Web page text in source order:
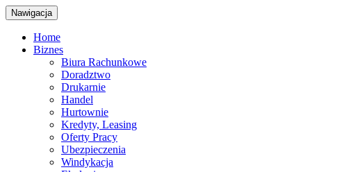
Nawigacja
Home
Biznes
Biura Rachunkowe
Doradztwo
Drukarnie
Handel
Hurtownie
Kredyty, Leasing
Oferty Pracy
Ubezpieczenia
Windykacja